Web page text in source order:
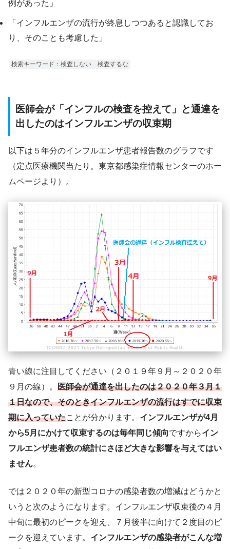
例があった」
「インフルエンザの流行が終息しつつあると認識してお
り、そのことも考慮した」
検索キーワード：検査しない 検査するな
医師会が「インフルの検査を控えて」と通達を
出したのはインフルエンザの収束期
以下は５年分のインフルエンザ患者報告数のグラフです
（定点医療機関当たり。東京都感染症情報センターのホー
ムページより）。
青い線に注目してください（２０１９年９月～２０２０年
９月の線）。 医師会が通達を出したのは２０２０年３月１
１日なので、そのときインフルエンザの流行はすでに収束
期に入っていたことが分かります。 インフルエンザが4月
から5月にかけて収束するのは毎年同じ傾向ですからイン
フルエンザ患者数の統計にさほど大きな影響を与えてはい
ません。
では２０２０年の新型コロナの感染者数の増減はどうかと
いうと次のようになります。インフルエンザ収束後の４月
中旬に最初のピークを迎え、７月後半に向けて２度目のピ
ークを迎えています。 インフルエンザの感染者がこんな増